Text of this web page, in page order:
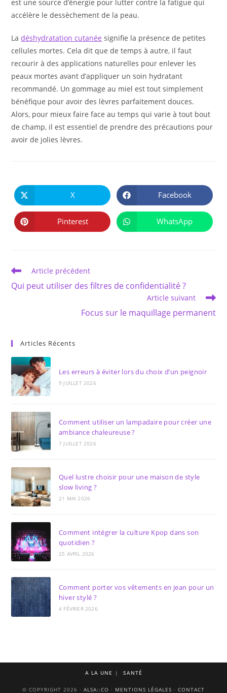
est une source d’énergie pour lutter contre la fatigue qui
accélère le dessèchement de la peau.
Ladéshydratation cutanée signifie la présence de petites
cellules mortes. Cela dit que de temps à autre, il faut
recourir à des applications naturelles pour enlever les
peaux mortes avant d’appliquer un soin hydratant
recommandé. Un gommage au miel est tout simplement
bénéfique pour avoir des lèvres parfaitement douces.
Alors, pour mieux faire face au temps qui varie à tout bout
de champ, il est essentiel de prendre des précautions pour
avoir de jolies lèvres.
CE
CONTENU
Ouvrir
dans
une
autre
fenêtre
X Ouvrir
dans
une
autre
fenêtre
Facebook
Ouvrir
dans
Pinterest Ouvrir
dans
WhatsApp
Read
articles
Article précédent
Qui peut utiliser des filtres de confidentialité ?
Article suivant
Focus sur le maquillage permanent
Articles Récents
Les erreurs à éviter lors du choix d’un peignoir
9 JUILLET 2026
Comment utiliser un lampadaire pour créer une
ambiance chaleureuse ?
7 JUILLET 2026
Quel lustre choisir pour une maison de style
slow living ?
21 MAI 2026
Comment intégrer la culture Kpop dans son
quotidien ?
25 AVRIL 2026
Comment porter vos vêtements en jean pour un
hiver stylé ?
4 FÉVRIER 2026
A LA UNE SANTÉ
© COPYRIGHT 2026 · ALSA::CO · MENTIONS LÉGALES · CONTACT